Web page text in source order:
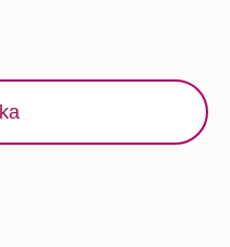
Skärgårdstvål -